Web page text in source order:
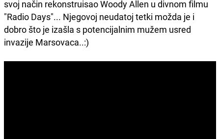
svoj način rekonstruisao Woody Allen u divnom filmu
"Radio Days"... Njegovoj neudatoj tetki možda je i
dobro što je izašla s potencijalnim mužem usred
invazije Marsovaca..:)